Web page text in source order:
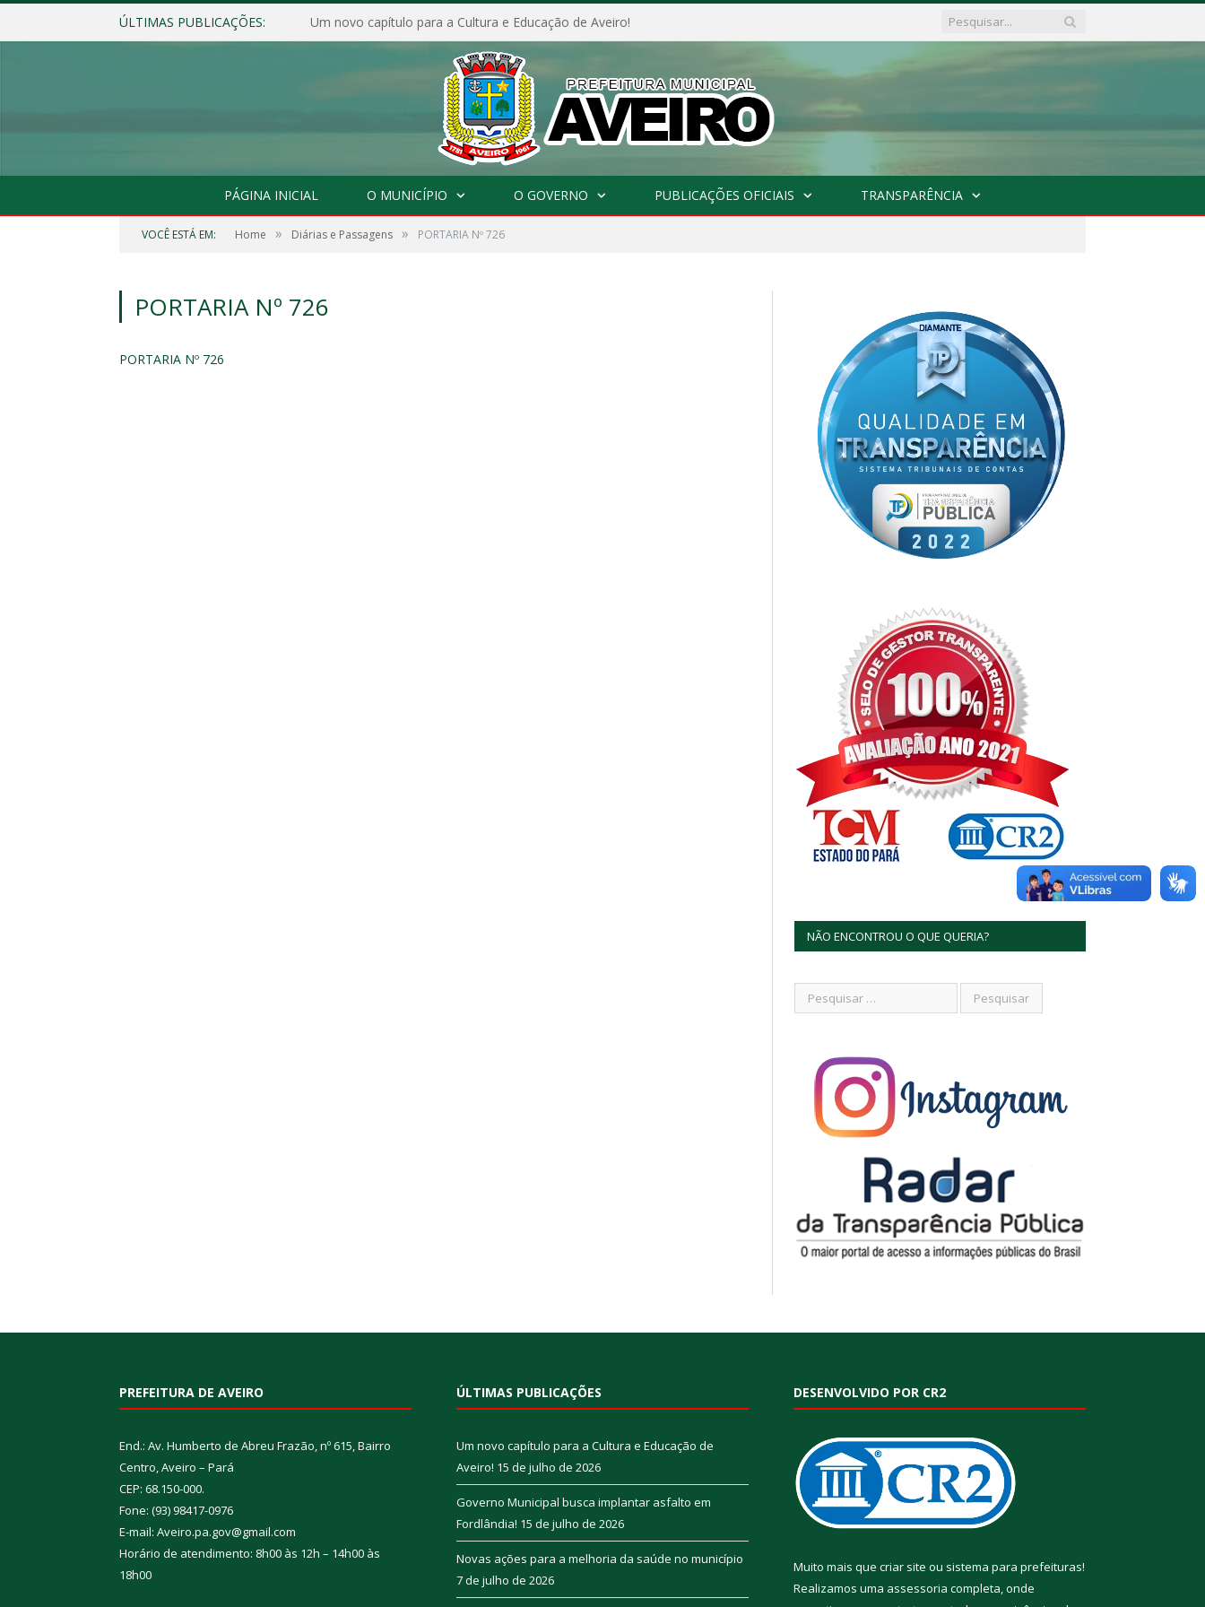
ÚLTIMAS PUBLICAÇÕES: Um novo capítulo para a Cultura e Educação de Aveiro!
PÁGINA INICIAL O MUNICÍPIO O GOVERNO PUBLICAÇÕES OFICIAIS TRANSPARÊNCIA
VOCÊ ESTÁ EM: Home » Diárias e Passagens » PORTARIA Nº 726
PORTARIA Nº 726
PORTARIA Nº 726
NÃO ENCONTROU O QUE QUERIA?
PREFEITURA DE AVEIRO
End.: Av. Humberto de Abreu Frazão, nº 615, Bairro
Centro, Aveiro – Pará
CEP: 68.150-000.
Fone: (93) 98417-0976
E-mail: Aveiro.pa.gov@gmail.com
Horário de atendimento: 8h00 às 12h – 14h00 às
18h00
ÚLTIMAS PUBLICAÇÕES
Um novo capítulo para a Cultura e Educação de
Aveiro! 15 de julho de 2026
Governo Municipal busca implantar asfalto em
Fordlândia! 15 de julho de 2026
Novas ações para a melhoria da saúde no município
7 de julho de 2026
DESENVOLVIDO POR CR2
Muito mais que criar site ou sistema para prefeituras!
Realizamos uma assessoria completa, onde